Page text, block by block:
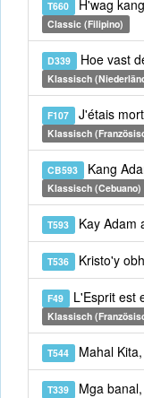
T660 H'wag
Classic (Filipino)
D339 Hoe vast
Klassisch
F107 J'étais
Klassisch
CB593 Kang
Klassisch (Cebuano)
T593 Kay Adam
T536 Kristo'y
F49 L'Esprit est
Klassisch
T544 Mahal Kita,
T339 Mga banal,